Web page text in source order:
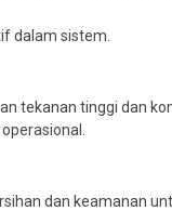
dalam sistem.
tekanan tinggi dan
dan keamanan